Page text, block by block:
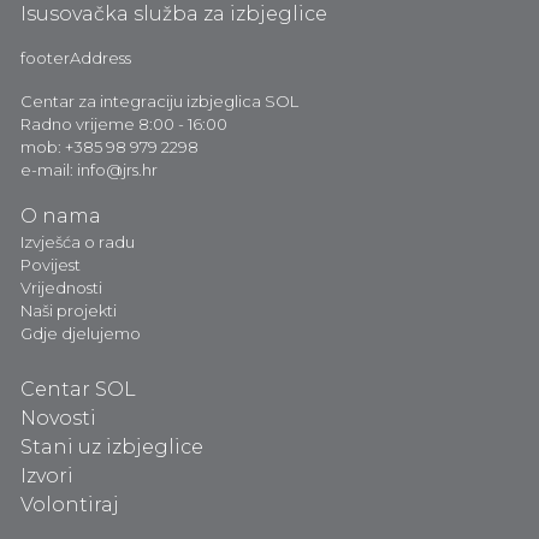
Isusovačka služba za izbjeglice
footerAddress
Centar za integraciju izbjeglica SOL
Radno vrijeme 8:00 - 16:00
mob: +385 98 979 2298
e-mail: info@jrs.hr
O nama
Izvješća o radu
Povijest
Vrijednosti
Naši projekti
Gdje djelujemo
Centar SOL
Novosti
Stani uz izbjeglice
Izvori
Volontiraj